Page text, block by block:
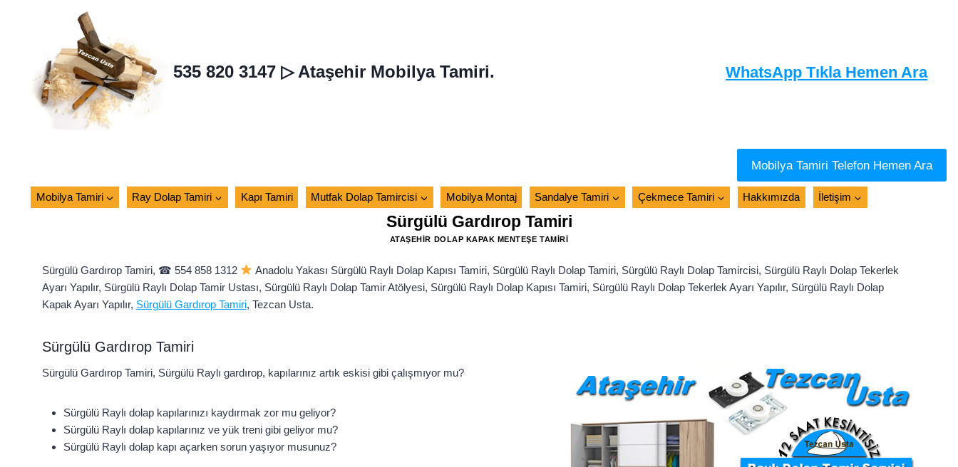
535 820 3147 ▷ Ataşehir Mobilya Tamiri. WhatsApp Tıkla Hemen Ara
Mobilya Tamiri Telefon Hemen Ara
Mobilya Tamiri Ray Dolap Tamiri Kapı Tamiri Mutfak Dolap Tamircisi Mobilya Montaj Sandalye Tamiri Çekmece Tamiri Hakkımızda İletişim
Sürgülü Gardırop Tamiri
ATAŞEHIR DOLAP KAPAK MENTEŞE TAMIRI
Sürgülü Gardırop Tamiri, ☎ 554 858 1312
Anadolu Yakası Sürgülü Raylı Dolap Kapısı Tamiri, Sürgülü Raylı Dolap Tamiri, Sürgülü Raylı Dolap Tamircisi, Sürgülü Raylı Dolap Tekerlek
Ayarı Yapılır, Sürgülü Raylı Dolap Tamir Ustası, Sürgülü Raylı Dolap Tamir Atölyesi, Sürgülü Raylı Dolap Kapısı Tamiri, Sürgülü Raylı Dolap Tekerlek Ayarı Yapılır, Sürgülü Raylı Dolap
Kapak Ayarı Yapılır, Sürgülü Gardırop Tamiri, Tezcan Usta.
Sürgülü Gardırop Tamiri
Sürgülü Gardırop Tamiri, Sürgülü Raylı gardırop, kapılarınız artık eskisi gibi çalışmıyor mu?
Sürgülü Raylı dolap kapılarınızı kaydırmak zor mu geliyor?
Sürgülü Raylı dolap kapılarınız ve yük treni gibi geliyor mu?
Sürgülü Raylı dolap kapı açarken sorun yaşıyor musunuz?